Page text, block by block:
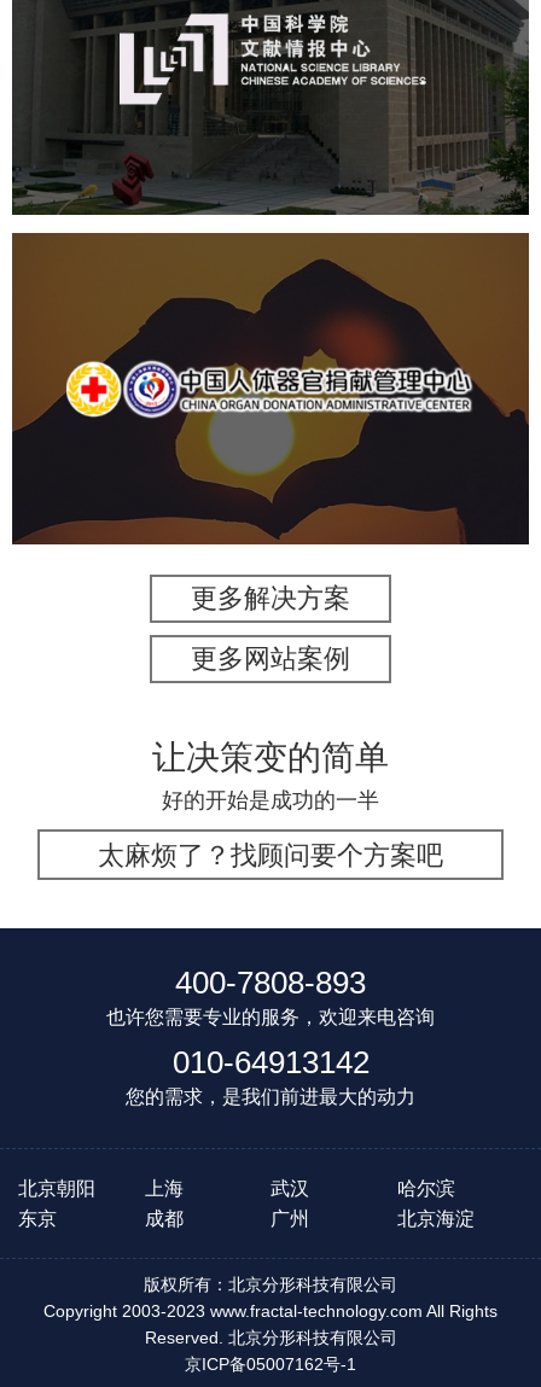
网站建设
数字博物馆建设
展厅空间设计
产品展厅设计
中国人体器官捐献管理中心
国企 品牌官网 网站建设
更多解决方案
更多网站案例
让决策变的简单
好的开始是成功的一半
太麻烦了？找顾问要个方案吧
400-7808-893
也许您需要专业的服务，欢迎来电咨询
010-64913142
您的需求，是我们前进最大的动力
北京朝阳 上海 武汉
哈尔滨
东京
成都 广州 北京海淀
版权所有：北京分形科技有限公司
Copyright 2003-2023 www.fractal-technology.com All Rights
Reserved. 北京分形科技有限公司
京ICP备05007162号-1